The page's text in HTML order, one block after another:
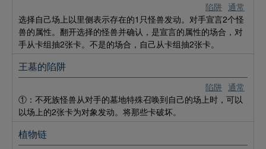
陷阱 通常
选择自己场上以里侧表示存在的1只怪兽发动。对手宣言2个怪
兽的属性。翻开选择的怪兽并确认，是宣言的属性的场合，对
手从卡组抽2张卡。不是的场合，自己从卡组抽2张卡。
陷阱 通常
王墓的陷阱
①：不死族怪兽从对手的墓地特殊召唤到自己的场上时，可以
以场上的2张卡为对象发动。将那些卡破坏。
植物链